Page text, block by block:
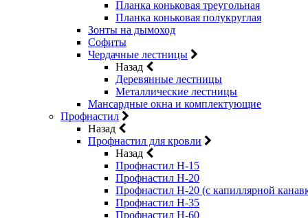
Планка коньковая треугольная
Планка коньковая полукруглая
Зонты на дымоход
Софиты
Чердачные лестницы
Назад
Деревянные лестницы
Металлические лестницы
Мансардные окна и комплектующие
Профнастил
Назад
Профнастил для кровли
Назад
Профнастил Н-15
Профнастил Н-20
Профнастил Н-20 (с капиллярной
Профнастил Н-35
Профнастил Н-60